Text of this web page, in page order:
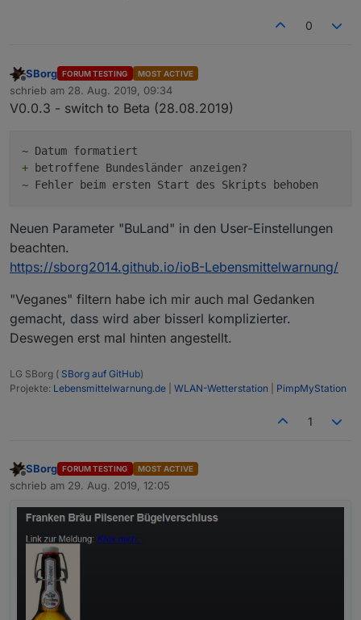
0
Offline
SBorg FORUM TESTING MOST ACTIVE
schrieb am 28. Aug. 2019, 09:34
zuletzt editiert von
V0.0.3 - switch to Beta (28.08.2019)
+ betroffene Bundesländer anzeigen?
Neuen Parameter "BuLand" in den User-Einstellungen
beachten.
https://sborg2014.github.io/ioB-Lebensmittelwarnung/
"Veganes" filtern habe ich mir auch mal Gedanken
gemacht, dass wird aber bisserl komplizierter.
Deswegen erst mal hinten angestellt.
LG SBorg ( SBorg auf GitHub)
Projekte: Lebensmittelwarnung.de WLAN-Wetterstation PimpMyStation
1
Offline
SBorg FORUM TESTING MOST ACTIVE
schrieb am 29. Aug. 2019, 12:05
zuletzt editiert von